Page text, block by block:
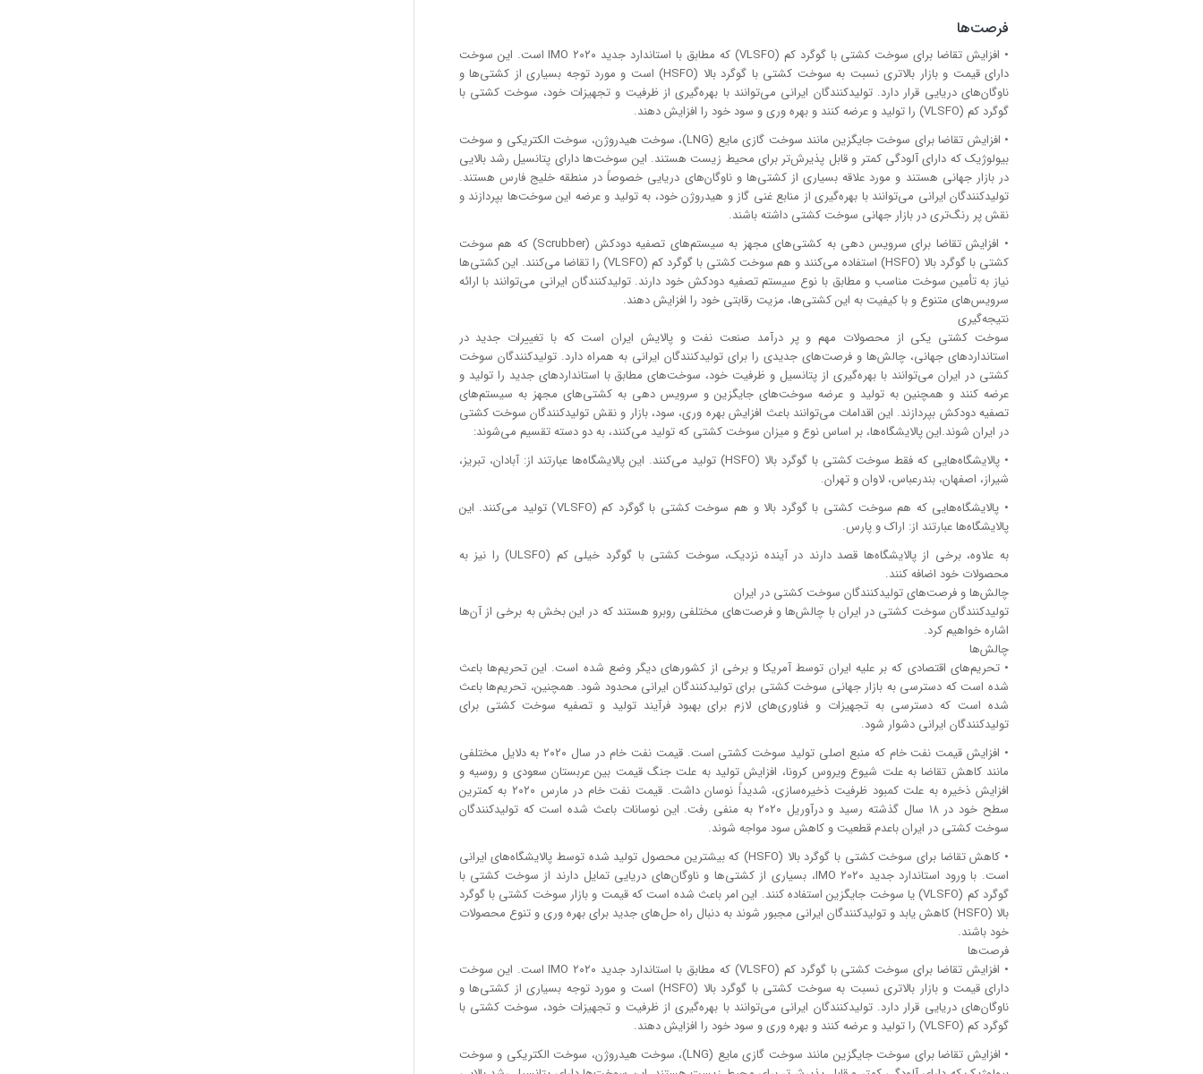
فرصت‌ها
• افزایش تقاضا برای سوخت کشتی با گوگرد کم (VLSFO) که مطابق با استاندارد جدید IMO ۲۰۲۰ است. این سوخت
دارای قیمت و بازار بالاتری نسبت به سوخت کشتی با گوگرد بالا (HSFO) است و مورد توجه بسیاری از کشتی‌ها و
ناوگان‌های دریایی قرار دارد. تولیدکنندگان ایرانی می‌توانند با بهره‌گیری از ظرفیت و تجهیزات خود، سوخت کشتی با
گوگرد کم (VLSFO) را تولید و عرضه کنند و بهره وری و سود خود را افزایش دهند.
• افزایش تقاضا برای سوخت جایگزین مانند سوخت گازی مایع (LNG)، سوخت هیدروژن، سوخت الکتریکی و سوخت
بیولوژیک که دارای آلودگی کمتر و قابل پذیرش‌تر برای محیط زیست هستند. این سوخت‌ها دارای پتانسیل رشد بالایی
در بازار جهانی هستند و مورد علاقه بسیاری از کشتی‌ها و ناوگان‌های دریایی خصوصاً در منطقه خلیج فارس هستند.
تولیدکنندگان ایرانی می‌توانند با بهره‌گیری از منابع غنی گاز و هیدروژن خود، به تولید و عرضه این سوخت‌ها بپردازند و
نقش پر رنگ‌تری در بازار جهانی سوخت کشتی داشته باشند.
• افزایش تقاضا برای سرویس دهی به کشتی‌های مجهز به سیستم‌های تصفیه دودکش (Scrubber) که هم سوخت
کشتی با گوگرد بالا (HSFO) استفاده می‌کنند و هم سوخت کشتی با گوگرد کم (VLSFO) را تقاضا می‌کنند. این کشتی‌ها
نیاز به تأمین سوخت مناسب و مطابق با نوع سیستم تصفیه دودکش خود دارند. تولیدکنندگان ایرانی می‌توانند با ارائه
سرویس‌های متنوع و با کیفیت به این کشتی‌ها، مزیت رقابتی خود را افزایش دهند.
نتیجه‌گیری
سوخت کشتی یکی از محصولات مهم و پر درآمد صنعت نفت و پالایش ایران است که با تغییرات جدید در
استاندارد‌های جهانی، چالش‌ها و فرصت‌های جدیدی را برای تولیدکنندگان ایرانی به همراه دارد. تولیدکنندگان سوخت
کشتی در ایران می‌توانند با بهره‌گیری از پتانسیل و ظرفیت خود، سوخت‌های مطابق با استاندارد‌های جدید را تولید و
عرضه کنند و همچنین به تولید و عرضه سوخت‌های جایگزین و سرویس دهی به کشتی‌های مجهز به سیستم‌های
تصفیه دودکش بپردازند. این اقدامات می‌توانند باعث افزایش بهره وری، سود، بازار و نقش تولیدکنندگان سوخت کشتی
در ایران شوند.این پالایشگاه‌ها، بر اساس نوع و میزان سوخت کشتی که تولید می‌کنند، به دو دسته تقسیم می‌شوند:
• پالایشگاه‌هایی که فقط سوخت کشتی با گوگرد بالا (HSFO) تولید می‌کنند. این پالایشگاه‌ها عبارتند از: آبادان، تبریز،
شیراز، اصفهان، بندرعباس، لاوان و تهران.
• پالایشگاه‌هایی که هم سوخت کشتی با گوگرد بالا و هم سوخت کشتی با گوگرد کم (VLSFO) تولید می‌کنند. این
پالایشگاه‌ها عبارتند از: اراک و پارس.
به علاوه، برخی از پالایشگاه‌ها قصد دارند در آینده نزدیک، سوخت کشتی با گوگرد خیلی کم (ULSFO) را نیز به
محصولات خود اضافه کنند.
چالش‌ها و فرصت‌های تولیدکنندگان سوخت کشتی در ایران
تولیدکنندگان سوخت کشتی در ایران با چالش‌ها و فرصت‌های مختلفی روبرو هستند که در این بخش به برخی از آن‌ها
اشاره خواهیم کرد.
چالش‌ها
• تحریم‌های اقتصادی که بر علیه ایران توسط آمریکا و برخی از کشور‌های دیگر وضع شده است. این تحریم‌ها باعث
شده است که دسترسی به بازار جهانی سوخت کشتی برای تولیدکنندگان ایرانی محدود شود. همچنین، تحریم‌ها باعث
شده است که دسترسی به تجهیزات و فناوری‌های لازم برای بهبود فرآیند تولید و تصفیه سوخت کشتی برای
تولیدکنندگان ایرانی دشوار شود.
• افزایش قیمت نفت خام که منبع اصلی تولید سوخت کشتی است. قیمت نفت خام در سال ۲۰۲۰ به دلایل مختلفی
مانند کاهش تقاضا به علت شیوع ویروس کرونا، افزایش تولید به علت جنگ قیمت بین عربستان سعودی و روسیه و
افزایش ذخیره به علت کمبود ظرفیت ذخیره‌سازی، شدیداً نوسان داشت. قیمت نفت خام در مارس ۲۰۲۰ به کمترین
سطح خود در ۱۸ سال گذشته رسید و درآوریل ۲۰۲۰ به منفی رفت. این نوسانات باعث شده است که تولید‌کنندگان
سوخت کشتی در ایران باعدم قطعیت و کاهش سود مواجه شوند.
• کاهش تقاضا برای سوخت کشتی با گوگرد بالا (HSFO) که بیشترین محصول تولید شده توسط پالایشگاه‌های ایرانی
است. با ورود استاندارد جدید IMO ۲۰۲۰، بسیاری از کشتی‌ها و ناوگان‌های دریایی تمایل دارند از سوخت کشتی با
گوگرد کم (VLSFO) یا سوخت جایگزین استفاده کنند. این امر باعث شده است که قیمت و بازار سوخت کشتی با گوگرد
بالا (HSFO) کاهش یابد و تولیدکنندگان ایرانی مجبور شوند به دنبال راه حل‌های جدید برای بهره وری و تنوع محصولات
خود باشند.
فرصت‌ها
• افزایش تقاضا برای سوخت کشتی با گوگرد کم (VLSFO) که مطابق با استاندارد جدید IMO ۲۰۲۰ است. این سوخت
دارای قیمت و بازار بالاتری نسبت به سوخت کشتی با گوگرد بالا (HSFO) است و مورد توجه بسیاری از کشتی‌ها و
ناوگان‌های دریایی قرار دارد. تولیدکنندگان ایرانی می‌توانند با بهره‌گیری از ظرفیت و تجهیزات خود، سوخت کشتی با
گوگرد کم (VLSFO) را تولید و عرضه کنند و بهره وری و سود خود را افزایش دهند.
• افزایش تقاضا برای سوخت جایگزین مانند سوخت گازی مایع (LNG)، سوخت هیدروژن، سوخت الکتریکی و سوخت